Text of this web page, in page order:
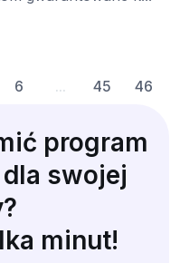
6 ... 45 46
program
swojej
minut!